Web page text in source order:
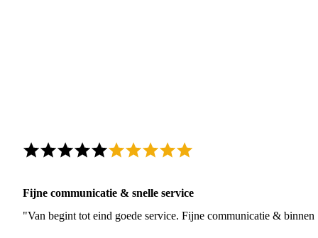
Fijne communicatie & snelle service
"Van begint tot eind goede service. Fijne communicatie &